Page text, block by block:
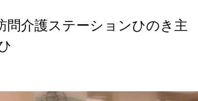
問介護ステーションひのき主